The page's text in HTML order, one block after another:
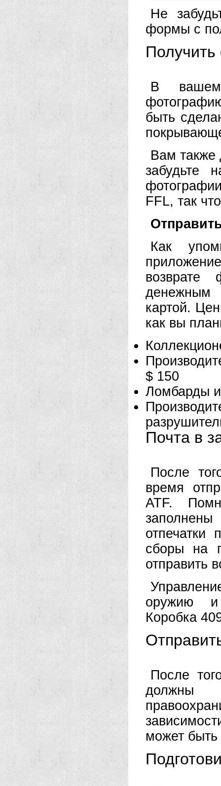
Не
формы с
В вашем
быть
Вам также
забудьте
FFL, так
Как
денежным
картой.
как вы
$ 150
Ломбарды
Почта в
После
время
ATF.
сборы на
отправить
оружию и
Коробка
После
должны
может